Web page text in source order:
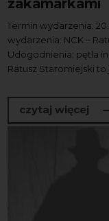
Termin wydarzenia:
wydarzenia: NCK –
Udogodnienia: pętla
Ratusz Staromiejski to
czytaj więcej o